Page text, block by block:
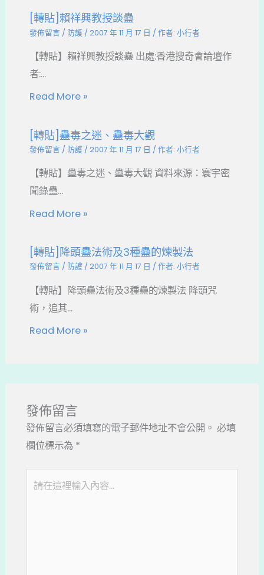
[轉貼]賴祥興教授談蠱
發佈留言 / 防護 / 2007 年 11 月 17 日 / 作者: 小行者
【轉貼】賴祥興教授談蠱 出處:香港搜奇會論壇作
者:...
Read More »
[轉貼]蠱毒之迷、蠱毒大觀
發佈留言 / 防護 / 2007 年 11 月 17 日 / 作者: 小行者
【轉貼】蠱毒之迷、蠱毒大觀 資料來源：寰宇密
聞錄蠱...
Read More »
[轉貼]降頭蠱法術及3種蠱的煉製法
發佈留言 / 防護 / 2007 年 11 月 17 日 / 作者: 小行者
【轉貼】降頭蠱法術及3種蠱的煉製法 降頭咒
術，追其...
Read More »
發佈留言
發佈留言必須填寫的電子郵件地址不會公開。 必填
欄位標示為 *
在